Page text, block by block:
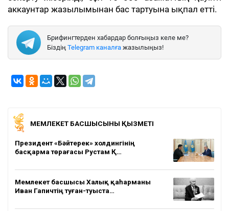
аккаунтар жазылымынан бас тартуына ықпал етті.
Брифингтерден хабардар болғыңыз келе ме?
Біздің Telegram каналға жазылыңыз!
МЕМЛЕКЕТ БАСШЫСЫНЫҢ ҚЫЗМЕТІ
Президент «Бәйтерек» холдингінің
басқарма төрағасы Рустам Қ…
Мемлекет басшысы Халық қаһарманы
Иван Гапичтің туған-туыста…